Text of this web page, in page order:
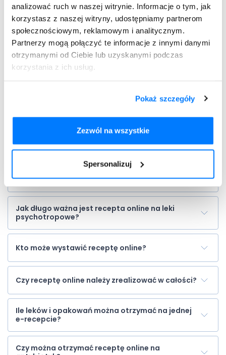
analizować ruch w naszej witrynie. Informacje o tym, jak
korzystasz z naszej witryny, udostępniamy partnerom
społecznościowym, reklamowym i analitycznym.
Partnerzy mogą połączyć te informacje z innymi danymi
otrzymanymi od Ciebie lub uzyskanymi podczas
korzystania z ich usług.
Pokaż szczegóły
Zezwól na wszystkie
Spersonalizuj
Czym jest e-recepta?
Jak odebrać e-receptę?
antybiotyk?
Jak długo ważna jest e-recepta na szczepionki?
Jak długo ważna jest recepta online na leki
psychotropowe?
Kto może wystawić receptę online?
Czy receptę online należy zrealizować w całości?
Ile leków i opakowań można otrzymać na jednej
e-recepcie?
Czy można otrzymać receptę online na